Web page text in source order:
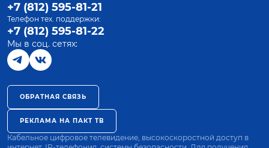
+7 (812) 595-81-21
Телефон тех. поддержки:
+7 (812) 595-81-22
Мы в соц. сетях:
ОБРАТНАЯ СВЯЗЬ
РЕКЛАМА НА ПАКТ ТВ
Кабельное цифровое телевидение, высокоскоростной доступ в